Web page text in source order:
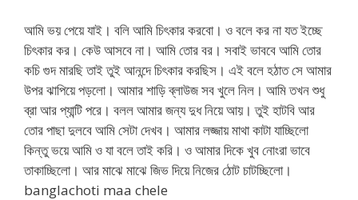
আমি ভয় পেয়ে যাই। বলি আমি চিৎকার করবো। ও বলে কর না যত ইচ্ছে
চিৎকার কর। কেউ আসবে না। আমি তোর বর। সবাই ভাববে আমি তোর
কচি গুদ মারছি তাই তুই আনন্দে চিৎকার করছিস। এই বলে হঠাত সে আমার
উপর ঝাপিয়ে পড়লো। আমার শাড়ি ব্লাউজ সব খুলে নিল। আমি তখন শুধু
ব্রা আর প্যান্টি পরে। বলল আমার জন্য দুধ নিয়ে আয়। তুই হাটবি আর
তোর পাছা দুলবে আমি সেটা দেখব। আমার লজ্জায় মাথা কাটা যাচ্ছিলো
কিন্তু ভয়ে আমি ও যা বলে তাই করি। ও আমার দিকে খুব নোংরা ভাবে
তাকাচ্ছিলো। আর মাঝে মাঝে জিভ দিয়ে নিজের ঠোট চাটচ্ছিলো।
banglachoti maa chele